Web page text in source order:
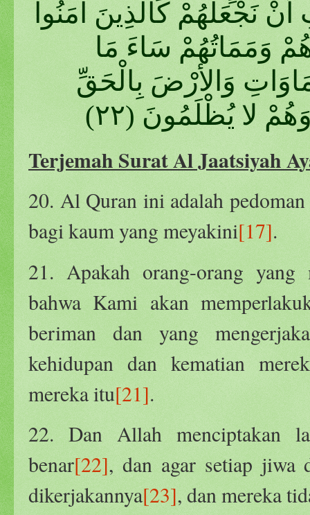
نَجْعَلَهُمْ كَالَّذِينَ آمَنُوا
وَمَمَاتُهُمْ سَاءَ مَا
السَّمَاوَاتِ وَالأرْضَ بِالْحَقِّ
لا يُظْلَمُونَ (٢٢)
Terjemah Surat Al Jaatsiyah
20. Al Quran ini adalah
bagi kaum yang meyakini[17].
21. Apakah orang-orang yang
bahwa Kami akan
beriman dan yang
kehidupan dan kematian
mereka itu[21].
22. Dan Allah menciptakan
benar[22], dan agar setiap jiwa
dikerjakannya[23], dan mereka